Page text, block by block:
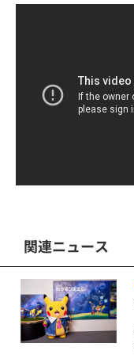
関連ニュース